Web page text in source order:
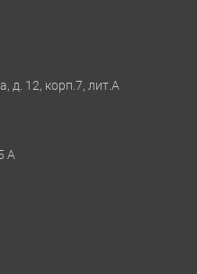
д. 12, корп.7, лит.А
А